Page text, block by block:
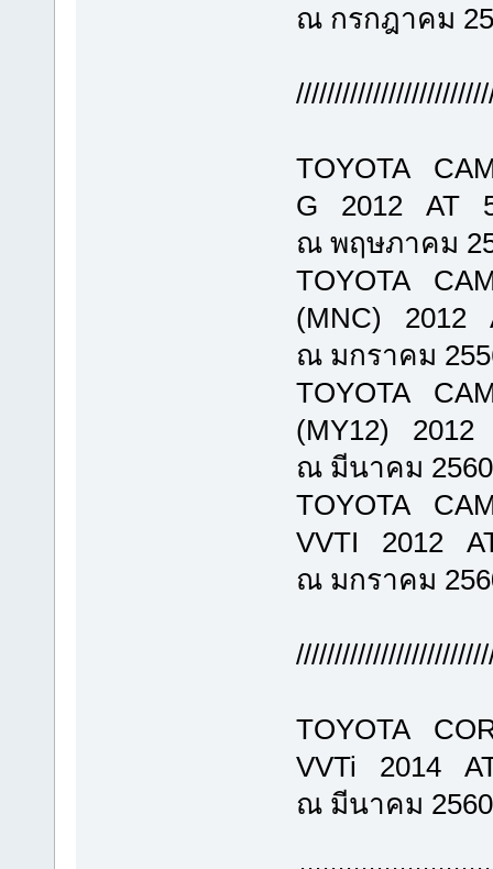
ณ กรกฎาคม
TOYOTA
G 2012 AT
ณ พฤษภาคม
TOYOTA
(MNC) 2012
ณ มกราคม
TOYOTA
(MY12) 2012
ณ มีนาคม 2560
TOYOTA
VVTI 2012
ณ มกราคม
TOYOTA
VVTi 2014
ณ มีนาคม 2560